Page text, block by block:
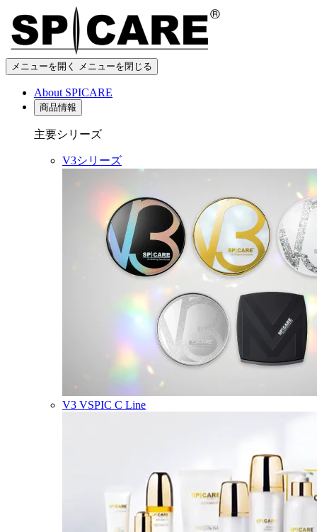
メニューを開く メニューを閉じる
About SPICARE
商品情報
主要シリーズ
V3シリーズ
V3 VSPIC C Line